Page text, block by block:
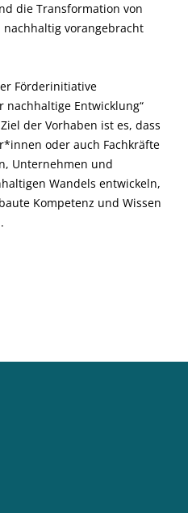
die Transformation von
vorangebracht
Förderinitiative
nachhaltige Entwicklung“
der Vorhaben ist es, dass
oder auch Fachkräfte
Unternehmen und
Wandels entwickeln,
Kompetenz und Wissen